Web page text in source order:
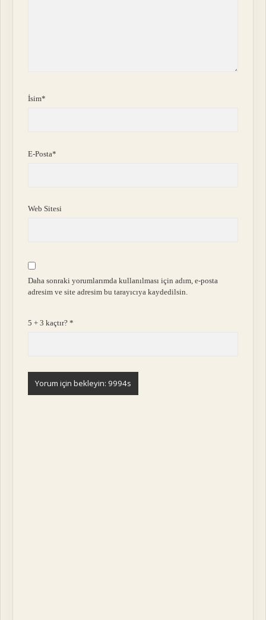
İsim*
E-Posta*
Web Sitesi
Daha sonraki yorumlarımda kullanılması için adım, e-posta
adresim ve site adresim bu tarayıcıya kaydedilsin.
5 + 3 kaçtır?*